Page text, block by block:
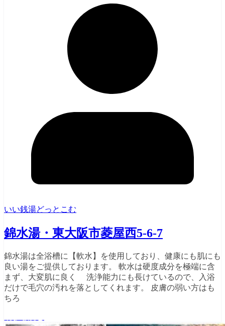
いい銭湯どっとこむ
錦水湯・東大阪市菱屋西5-6-7
錦水湯は全浴槽に【軟水】を使用しており、健康にも肌にも
良い湯をご提供しております。 軟水は硬度成分を極端に含
まず、大変肌に良く 洗浄能力にも長けているので、入浴
だけで毛穴の汚れを落としてくれます。 皮膚の弱い方はも
ちろ